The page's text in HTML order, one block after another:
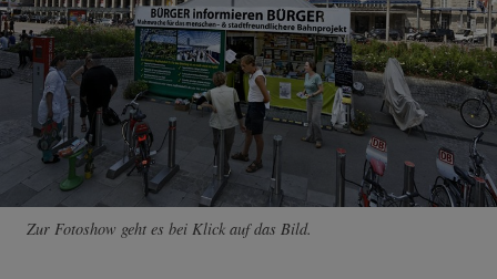
Zur Fotoshow geht es bei Klick auf das Bild.